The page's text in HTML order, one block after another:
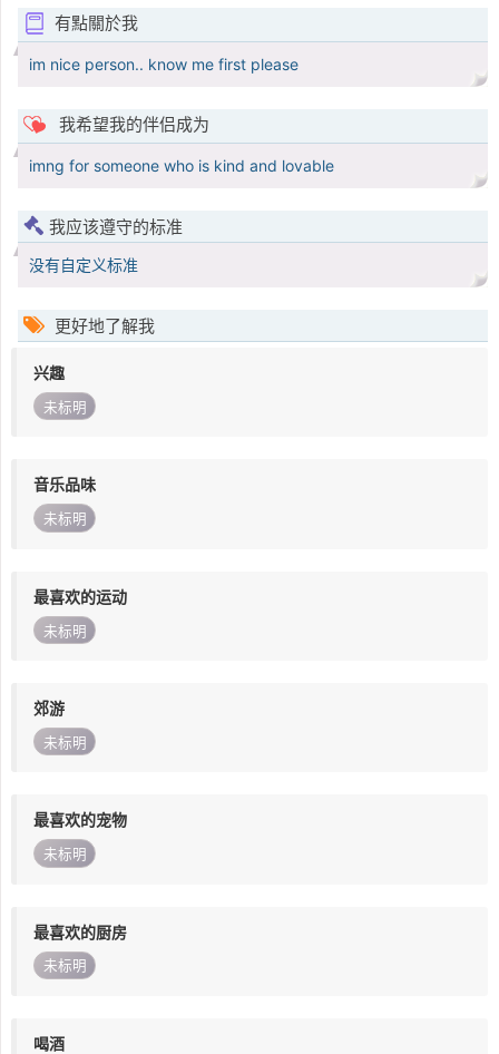
有點關於我
im nice person.. know me first please
我希望我的伴侣成为
imng for someone who is kind and lovable
我应该遵守的标准
没有自定义标准
更好地了解我
兴趣
未标明
音乐品味
未标明
最喜欢的运动
未标明
郊游
未标明
最喜欢的宠物
未标明
最喜欢的厨房
未标明
喝酒